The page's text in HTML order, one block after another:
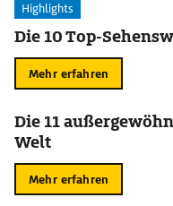
Highlights
Die 10 Top-
Mehr erfahren
Die 11
Welt
Mehr erfahren